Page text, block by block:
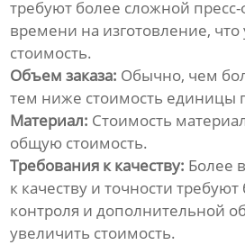
требуют более сложной
времени на изготовление,
стоимость.
Объем заказа: Обычно, чем
тем ниже стоимость единицы
Материал: Стоимость
общую стоимость.
Требования к качеству: Более
к качеству и точности
контроля и дополнительной
увеличить стоимость.